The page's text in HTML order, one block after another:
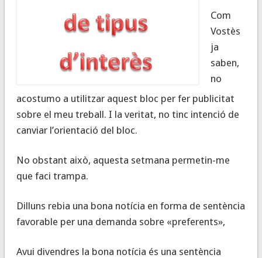
Com
Vostès
ja
saben,
no
acostumo a utilitzar aquest bloc per fer publicitat
sobre el meu treball. I la veritat, no tinc intenció de
canviar l’orientació del bloc.
No obstant això, aquesta setmana permetin-me
que faci trampa.
Dilluns rebia una bona notícia en forma de sentència
favorable per una demanda sobre «preferents»,
Avui divendres la bona notícia és una sentència